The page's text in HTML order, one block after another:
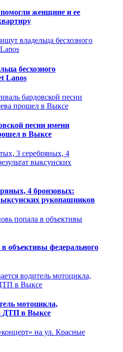
женщине и ее
бесхозного
Lanos
песни имени
в Выксе
4 бронзовых:
рукопашников
объективы федерального
мотоцикла,
ДТП в Выксе